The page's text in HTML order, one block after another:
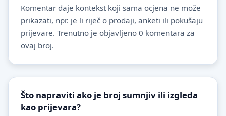
Komentar daje kontekst koji sama ocjena ne može
prikazati, npr. je li riječ o prodaji, anketi ili pokušaju
prijevare. Trenutno je objavljeno 0 komentara za
ovaj broj.
Što napraviti ako je broj sumnjiv ili izgleda
kao prijevara?